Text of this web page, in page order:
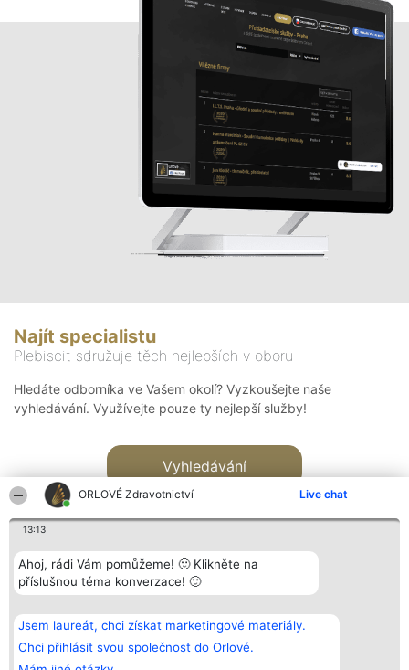
ORLOVÉ Zdravotnictví Live chat
13:13
Ahoj, rádi Vám pomůžeme! 🙂 Klikněte na
příslušnou téma konverzace! 🙂
Jsem laureát, chci získat marketingové materiály.
Chci přihlásit svou společnost do Orlové.
Najít specialistu
Plebiscit sdružuje těch nejlepších v oboru
Hledáte odborníka ve Vašem okolí? Vyzkoušejte naše
vyhledávání. Využívejte pouze ty nejlepší služby!
Vyhledávání
Bright Side Solutions sp. z o.
o. sp. k.
ul. Ruska 22
Wrocław 50-079
Vítězové
Seznam všech
laureátů
Zásady
Kontakt